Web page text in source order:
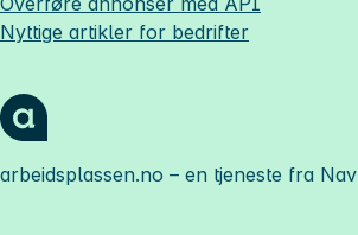
Nyttige artikler for bedrifter
arbeidsplassen.no – en tjeneste fra Nav